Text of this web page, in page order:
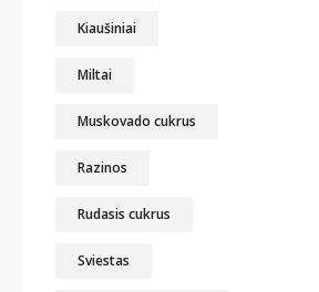
Kiaušiniai
Miltai
Muskovado cukrus
Razinos
Rudasis cukrus
Sviestas